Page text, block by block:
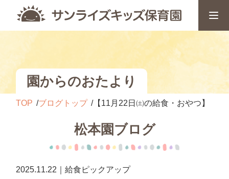
園からのおたより
TOP ブログトップ 【11月22日㈯の給食・おやつ】
松本園ブログ
2025.11.22｜給食ピックアップ